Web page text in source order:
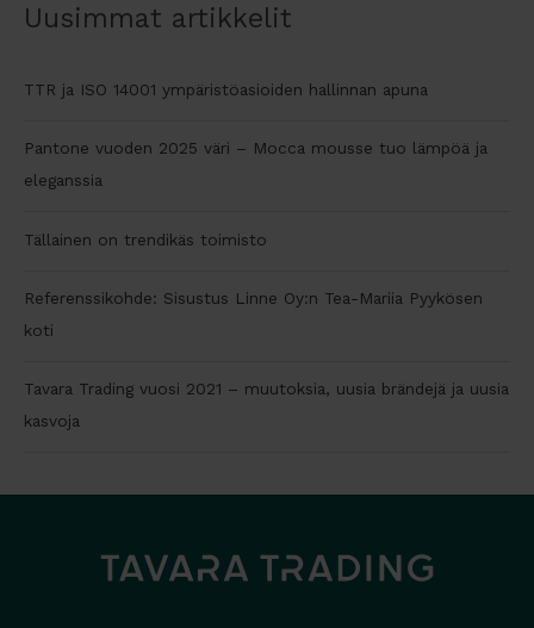
Uusimmat artikkelit
TTR ja ISO 14001 ympäristöasioiden hallinnan apuna
Pantone vuoden 2025 väri – Mocca mousse tuo lämpöä ja
eleganssia
Tällainen on trendikäs toimisto
Referenssikohde: Sisustus Linne Oy:n Tea-Mariia Pyykösen
koti
Tavara Trading vuosi 2021 – muutoksia, uusia brändejä ja uusia
kasvoja